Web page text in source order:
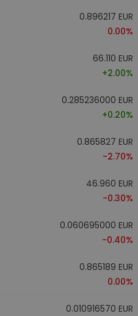
0.896217 EUR
0.00%
66.110 EUR
+2.00%
0.285236000 EUR
+0.20%
0.865827 EUR
-2.70%
46.960 EUR
-0.30%
0.060695000 EUR
-0.40%
0.865189 EUR
0.00%
0.010916570 EUR